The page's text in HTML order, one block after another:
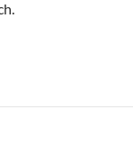
Aufbruch